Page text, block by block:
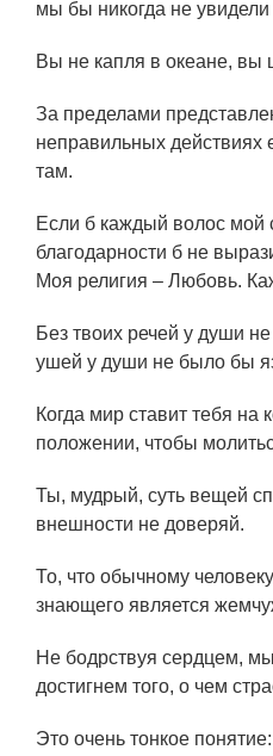
мы бы никогда не
Вы не капля в океане, вы
За пределами
неправильных действиях
там.
Если б каждый волос мой
благодарности б не
Моя религия – Любовь.
Без твоих речей у души
ушей у души не было бы
Когда мир ставит тебя на
положении, чтобы
Ты, мудрый, суть вещей
внешности не доверяй.
То, что обычному
знающего является
Не бодрствуя сердцем,
достигнем того, о чем
Это очень тонкое